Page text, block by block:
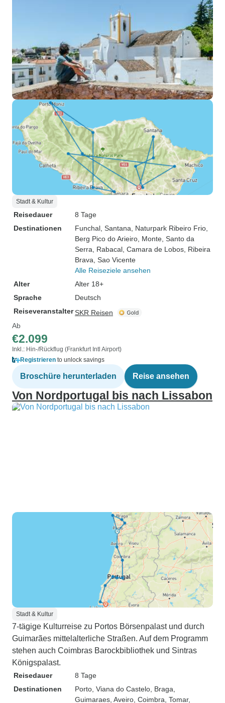
Stadt & Kultur
Reisedauer
8 Tage
Destinationen
Funchal , Santana , Naturpark Ribeiro Frio
Berg Pico do Arieiro , Monte , Santo da
Serra , Rabacal , Camara de Lobos , Ribeira
Brava , Sao Vicente
Alle Reiseziele ansehen
Alter
Alter 18+
Sprache
Deutsch
ReiseveranstalterSKR Reisen
Ab
€2.099
Inkl.: Hin-/Rückflug (Frankfurt Intl Airport)
Registrieren to unlock savings
Broschüre herunterladen Reise ansehen
Von Nordportugal bis nach Lissabon
Stadt & Kultur
7-tägige Kulturreise zu Portos Börsenpalast und durch
Guimarães mittelalterliche Straßen. Auf dem Programm
stehen auch Coimbras Barockbibliothek und Sintras
Königspalast.
Reisedauer
8 Tage
Destinationen
Porto , Viana do Castelo , Braga
Guimaraes , Aveiro , Coimbra , Tomar,